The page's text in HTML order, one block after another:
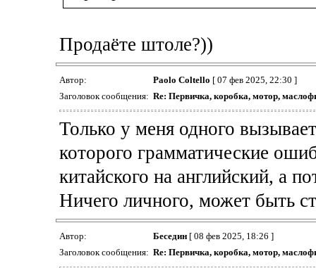
Продаёте штоле?))
Автор: Paolo Coltello [ 07 фев 2025, 22:30 ]
Заголовок сообщения: Re: Первичка, коробка, мотор,
Только у меня одного
которого грамматические
китайского на английский, а
Ничего личного, может быть
Автор: Беседин[ 08 фев 2025, 18:26 ]
Заголовок сообщения: Re: Первичка, коробка, мотор,